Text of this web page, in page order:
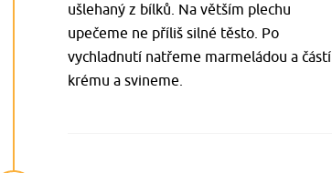
ušlehaný z bílků. Na větším plechu
upečeme ne příliš silné těsto. Po
vychladnutí natřeme marmeládou a částí
krému a svineme.